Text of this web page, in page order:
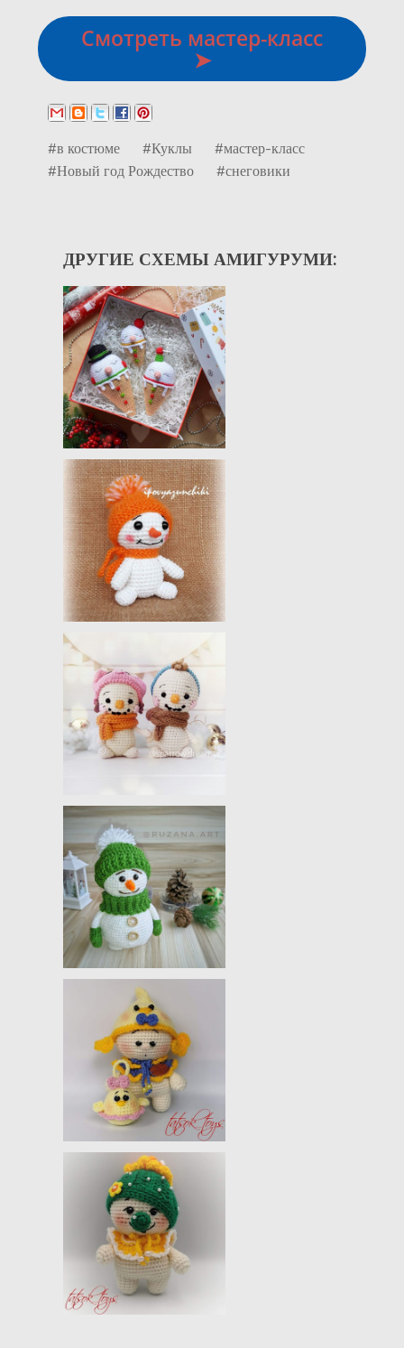
Смотреть мастер-класс
➤
#в костюме #Куклы
#мастер-класс
#Новый год Рождество
#снеговики
ДРУГИЕ СХЕМЫ АМИГУРУМИ: